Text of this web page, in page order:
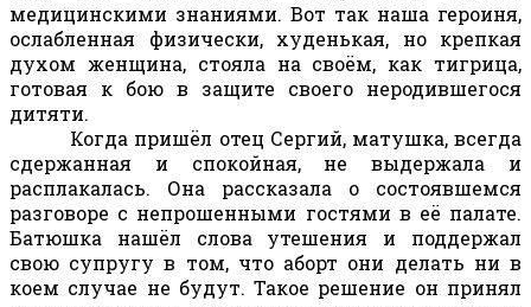
медицинскими знаниями. Вот так наша героиня,
ослабленная физически, худенькая, но крепкая
духом женщина, стояла на своём, как тигрица,
готовая к бою в защите своего неродившегося
дитяти.
Когда пришёл отец Сергий, матушка, всегда
сдержанная и спокойная, не выдержала и
расплакалась. Она рассказала о состоявшемся
разговоре с непрошенными гостями в её палате.
Батюшка нашёл слова утешения и поддержал
свою супругу в том, что аборт они делать ни в
коем случае не будут. Такое решение он принял